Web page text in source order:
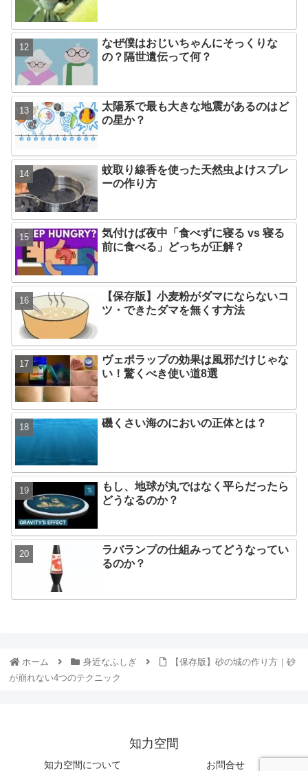
なぜ僕はおじいちゃんにそっくりな
の？隔世遺伝って何？
太陽系で最も大きな地震があるのはど
の星か？
蚊取り線香を使った天然虫よけスプレ
ーの作り方
気付けば夜中「食べずに寝る vs 寝る
前に食べる」どっちが正解？
【保存版】小麦粉がダマにならないコ
ツ・できたダマを無くす方法
ヴェポラップの効果は風邪だけじゃな
い！驚くべき使い道8選
磯くさい海のにおいの正体とは？
もし、地球が丸ではなく平らだったら
どうなるのか？
ラバランプの仕組みってどうなってい
るのか？
ホーム 身近なふしぎ
【保存版】砂の城の作り方｜砂
が崩れない4つのテクニック
知力空間
知力空間について お問合せ